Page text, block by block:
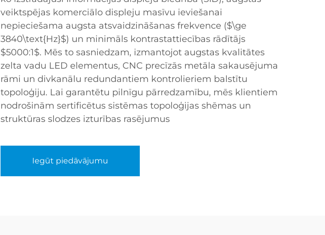
veiktspējas komerciālo displeju masīvu ieviešanai
nepieciešama augsta atsvaidzināšanas frekvence ($\ge
3840\text{Hz}$) un minimāls kontrastattiecības rādītājs
$5000:1$. Mēs to sasniedzam, izmantojot augstas kvalitātes
zelta vadu LED elementus, CNC precīzās metāla sakausējuma
rāmi un divkanālu redundantiem kontrolieriem balstītu
topoloģiju. Lai garantētu pilnīgu pārredzamību, mēs klientiem
nodrošinām sertificētus sistēmas topoloģijas shēmas un
struktūras slodzes izturības rasējumus
Iegūt piedāvājumu